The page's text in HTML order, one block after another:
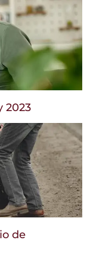
2023
de